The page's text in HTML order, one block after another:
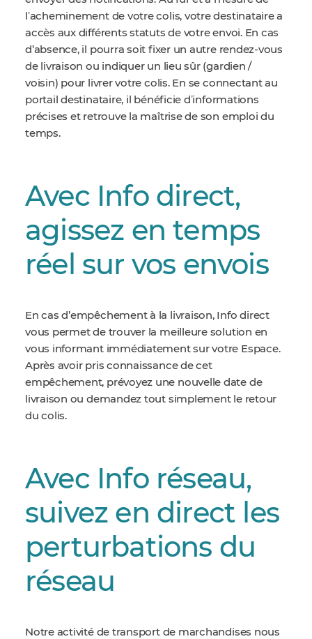
lʼacheminement de votre colis, votre destinataire a
accès aux différents statuts de votre envoi. En cas
d’absence, il pourra soit fixer un autre rendez-vous
de livraison ou indiquer un lieu sûr (gardien /
voisin) pour livrer votre colis. En se connectant au
portail destinataire, il bénéficie dʼinformations
précises et retrouve la maîtrise de son emploi du
temps.
Avec Info direct,
agissez en temps
réel sur vos envois
En cas d’empêchement à la livraison, Info direct
vous permet de trouver la meilleure solution en
vous informant immédiatement sur votre Espace.
Après avoir pris connaissance de cet
empêchement, prévoyez une nouvelle date de
livraison ou demandez tout simplement le retour
du colis.
Avec Info réseau,
suivez en direct les
perturbations du
réseau
Notre activité de transport de marchandises nous